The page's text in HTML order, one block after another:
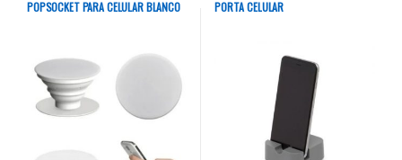
POPSOCKET PARA CELULAR BLANCO PORTA CELULAR